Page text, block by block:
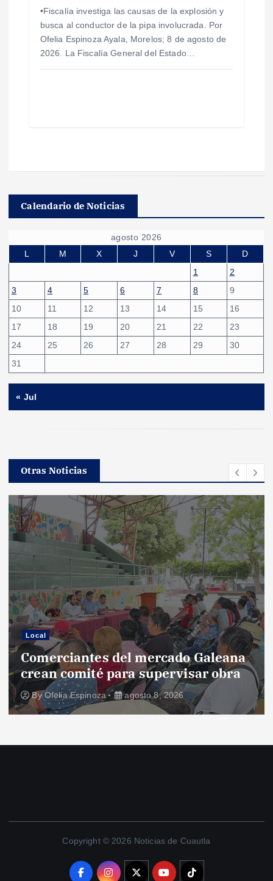
•Fiscalía investiga las causas de la explosión y
busca al conductor de la pipa involucrada. Por
Ofelia Espinoza Ayala, Morelos; 8 de agosto de
2026. La Fiscalía General del Estado…
Calendario de Noticias
agosto 2026
L
M X J V S
D
1
2
3
4 5 6 7 8
9
10
11 12 13 14 15
16
17
18 19 20 21 22
23
24
25 26 27 28 29
30
31
« Jul
Otras Noticias
Local
Comerciantes del mercado Galeana
crean comité para supervisar obra
ByOfelia Espinoza agosto 8, 2026
Copyright © 2026 Noticias de Cuautla